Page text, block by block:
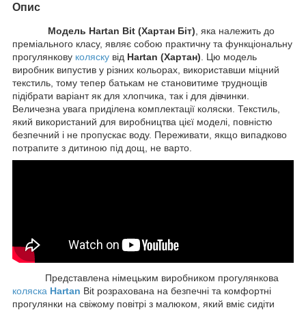
Опис
Модель Hartan Bit (Хартан Біт) , яка належить до
преміального класу, являє собою практичну та функціональну
прогулянкову коляску від Hartan (Хартан) . Цю модель
виробник випустив у різних кольорах, використавши міцний
текстиль, тому тепер батькам не становитиме труднощів
підібрати варіант як для хлопчика, так і для дівчинки.
Величезна увага приділена комплектації коляски. Текстиль,
який використаний для виробництва цієї моделі, повністю
безпечний і не пропускає воду. Переживати, якщо випадково
потрапите з дитиною під дощ, не варто.
Представлена німецьким виробником прогулянкова
коляска Hartan Bit розрахована на безпечні та комфортні
прогулянки на свіжому повітрі з малюком, який вміє сидіти